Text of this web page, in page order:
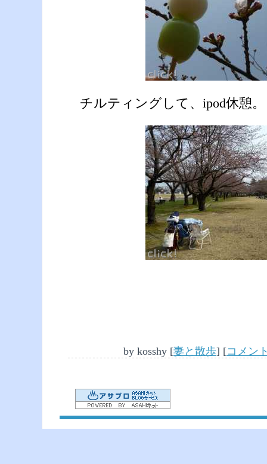
チルティングして、ipod休
by kosshy [妻と散歩] [コメン